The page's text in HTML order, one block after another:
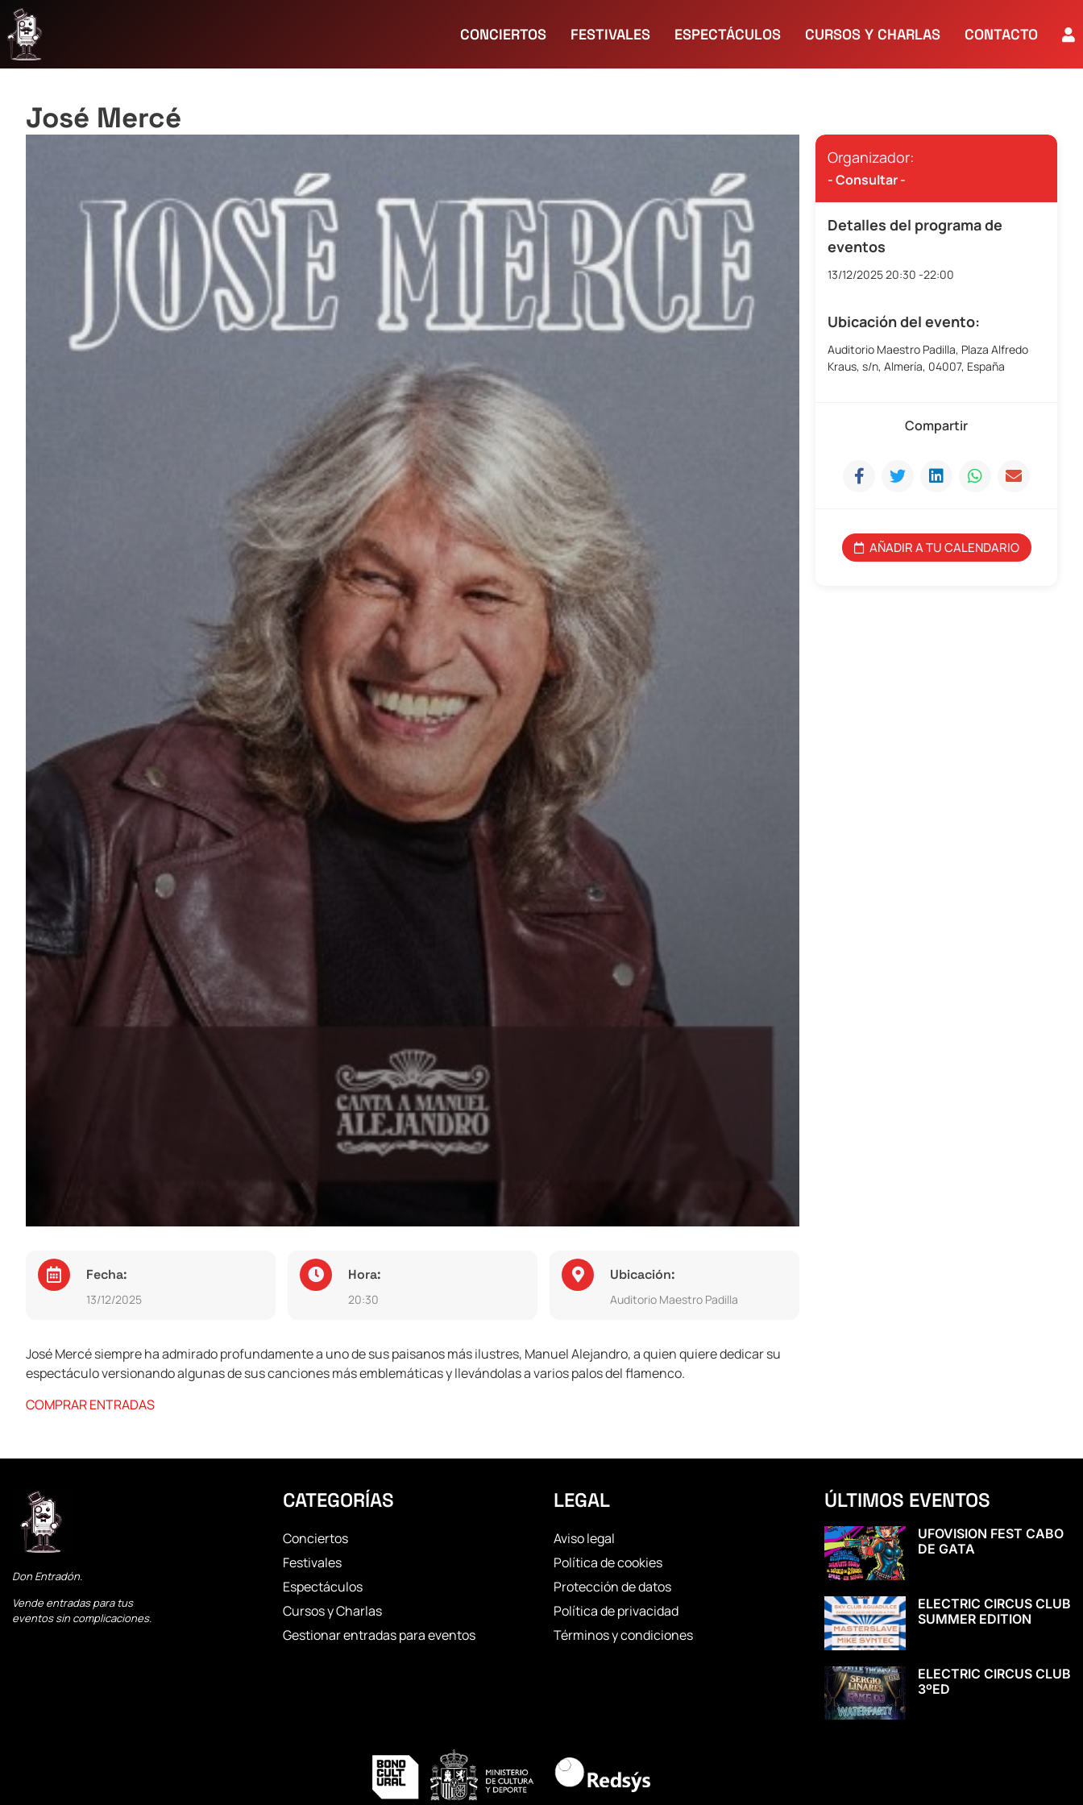
CONCIERTOS FESTIVALES ESPECTÁCULOS CURSOS Y CHARLAS CONTACTO
José Mercé
Fecha:
13/12/2025
Hora:
20:30
Ubicación:
Auditorio Maestro Padilla
José Mercé siempre ha admirado profundamente a uno de sus paisanos más ilustres, Manuel Alejandro, a quien quiere dedicar su
espectáculo versionando algunas de sus canciones más emblemáticas y llevándolas a varios palos del flamenco.
COMPRAR ENTRADAS
Organizador:
- Consultar -
Detalles del programa de
eventos
13/12/202520:30 -22:00
Ubicación del evento:
Auditorio Maestro Padilla, Plaza Alfredo
Kraus, s/n, Almería, 04007, España
Compartir
AÑADIR A TU CALENDARIO
Don Entradón.
Vende entradas para tus
eventos sin complicaciones.
CATEGORÍAS
Conciertos
Festivales
Espectáculos
Cursos y Charlas
Gestionar entradas para eventos
LEGAL
Aviso legal
Política de cookies
Protección de datos
Política de privacidad
Términos y condiciones
ÚLTIMOS EVENTOS
UFOVISION FEST CABO
DE GATA
ELECTRIC CIRCUS CLUB
SUMMER EDITION
ELECTRIC CIRCUS CLUB
3ºED